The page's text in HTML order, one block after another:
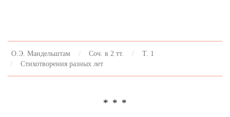
О.Э. Мандельштам Соч. в 2 тт.
Т. 1
Стихотворения разных лет
* * *